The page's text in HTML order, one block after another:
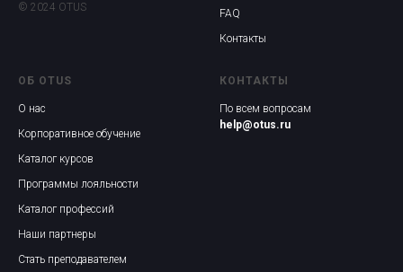
© 2024 OTUS
FAQ
Контакты
ОБ OTUS
О нас
Корпоративное обучение
Каталог курсов
Программы лояльности
Каталог профессий
Наши партнеры
Стать преподавателем
КОНТАКТЫ
По всем вопросам
help@otus.ru